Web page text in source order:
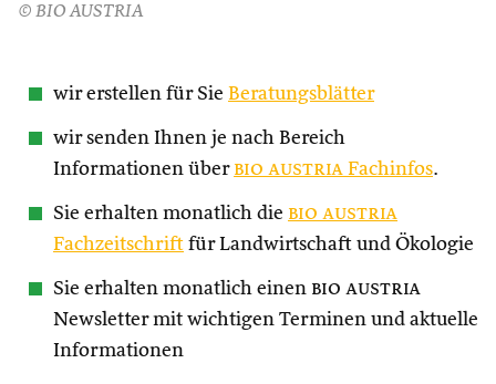
© BIO AUSTRIA
wir erstellen für Sie Beratungsblätter
wir senden Ihnen je nach Bereich
Informationen über bio austria Fachinfos.
Sie erhalten monatlich die bio austria
Fachzeitschrift für Landwirtschaft und Ökologie
Sie erhalten monatlich einen bio austria
Newsletter mit wichtigen Terminen und aktuelle
Informationen